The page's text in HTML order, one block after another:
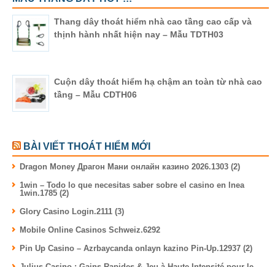
Thang dây thoát hiểm nhà cao tầng cao cấp và
thịnh hành nhất hiện nay – Mẫu TDTH03
Cuộn dây thoát hiểm hạ chậm an toàn từ nhà cao
tầng – Mẫu CDTH06
BÀI VIẾT THOÁT HIỂM MỚI
Dragon Money Драгон Мани онлайн казино 2026.1303 (2)
1win – Todo lo que necesitas saber sobre el casino en lnea
1win.1785 (2)
Glory Casino Login.2111 (3)
Mobile Online Casinos Schweiz.6292
Pin Up Casino – Azrbaycanda onlayn kazino Pin-Up.12937 (2)